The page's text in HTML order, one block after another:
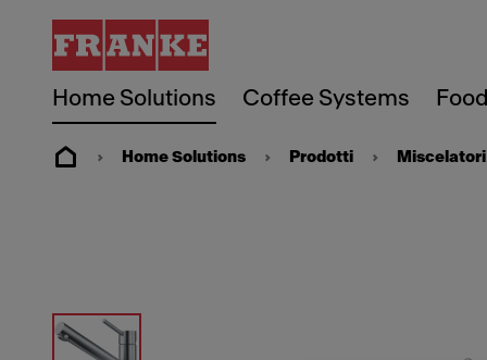
Home Solutions Coffee Systems
Home Solutions Prodotti Miscelatori